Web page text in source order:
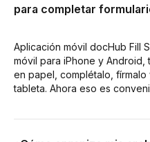
para completar
Aplicación móvil docHub Fill
móvil para iPhone y Android,
en papel, complétalo,
tableta. Ahora eso es